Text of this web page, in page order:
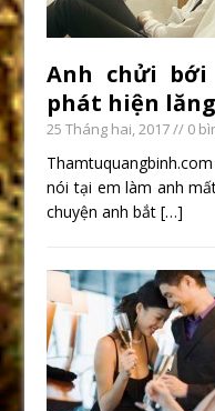
Anh chửi
phát hiện
25 Tháng hai, 2017// 0
nói tại em làm anh
chuyện anh bắt[…]